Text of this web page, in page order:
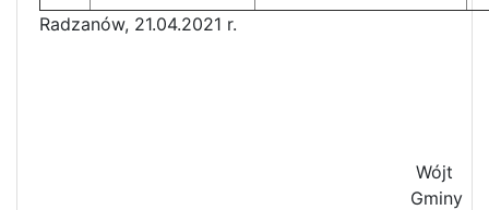
Radzanów, 21.04.2021 r.
Wójt
Gminy